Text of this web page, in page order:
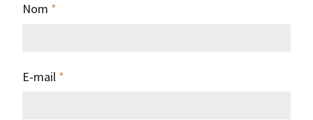
Nom *
E-mail *